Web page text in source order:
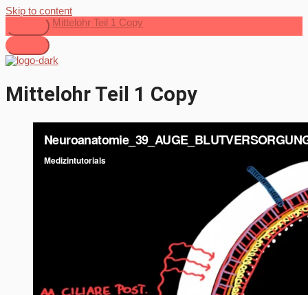
Skip to content
Mittelohr Teil 1 Copy
Mittelohr Teil 1 Copy